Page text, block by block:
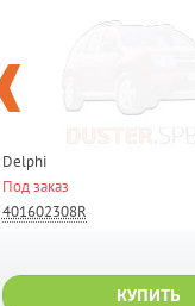
Delphi
Под заказ
401602308R
КУПИТЬ